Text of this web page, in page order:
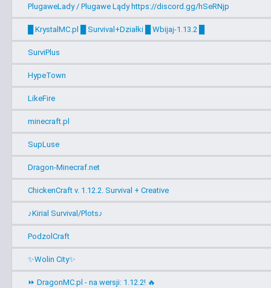
PlugaweLady / Plugawe Lądy https://discord.gg/hSeRNjp
█ KrystalMC.pl █ Survival+Działki █ Wbijaj-1.13.2 █
SurviPlus
HypeTown
LikeFire
minecraft.pl
SupLuse
Dragon-Minecraf.net
ChickenCraft v. 1.12.2. Survival + Creative
♪Kirial Survival/Plots♪
PodzolCraft
✨Wolin City✨
⏩ DragonMC.pl - na wersji: 1.12.2! 🔥